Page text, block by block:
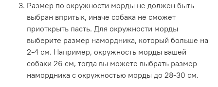
Размер по окружности морды не должен быть
выбран впритык, иначе собака не сможет
приоткрыть пасть. Для окружности морды
выберите размер намордника, который больше на
2-4 см. Например, окружность морды вашей
собаки 26 см, тогда вы можете выбрать размер
намордника с окружностью морды до 28-30 см.